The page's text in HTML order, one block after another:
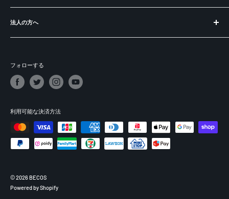
ラッピングについて
ご購入の前に
よくある質問
運営会社
特定商取引法に基づく表記
プライバシーポリシー
パートナー＆掲載実績
法人の方へ
出品：メーカー様・職人の皆様へ
募集：販売パートナー
依頼：講演・取材・コンサル
フォローする
利用可能な決済方法
© 2026 BECOS
Powered by Shopify